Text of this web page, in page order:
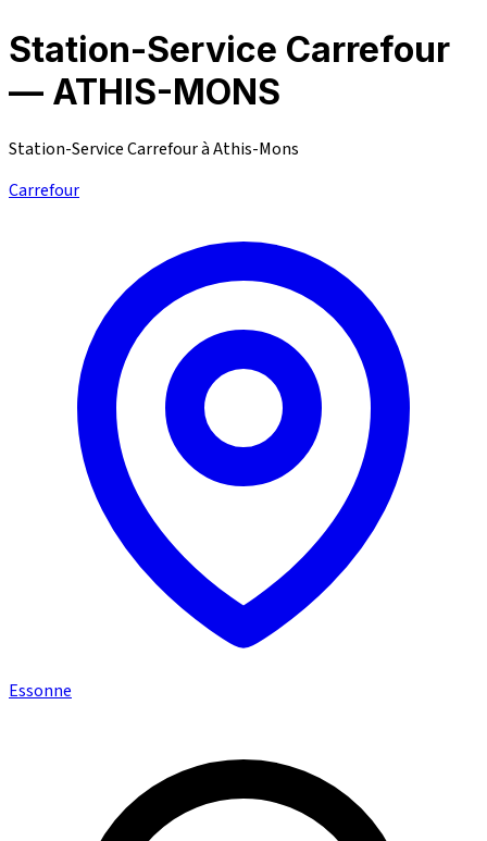
Station-Service Carrefour
— ATHIS-MONS
Station-Service Carrefour à Athis-Mons
Carrefour
Essonne